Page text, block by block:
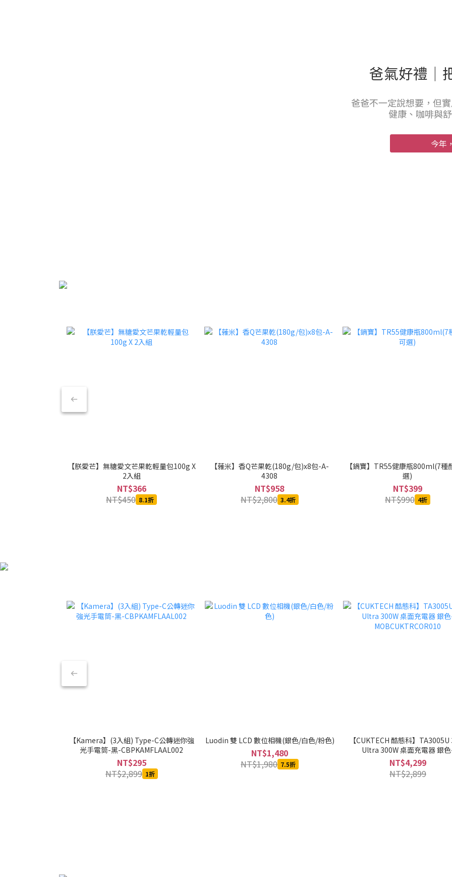
爸氣好禮｜
爸爸不一定說想要，但
健康、咖啡與
今年
【朕愛芒】無糖愛文芒果乾輕量包100g X
2入組
NT$366
NT$450 8.1折
【蕥米】香Q芒果乾(180g/包)x8包-A-
4308
NT$958
NT$2,800 3.4折
【鍋寶】TR55健康瓶800ml(7種
選)
NT$399
NT$990 4折
【Kamera】(3入組) Type-C公轉迷你強
光手電筒-黑-CBPKAMFLAAL002
NT$295
NT$2,899 1折
Luodin 雙 LCD 數位相機(銀色/白色/粉色)
NT$1,480
NT$1,980 7.5折
【CUKTECH 酷態科】
Ultra 300W 桌面充電器 銀
MOBCUKTRCOR010
NT$4,299
NT$2,899